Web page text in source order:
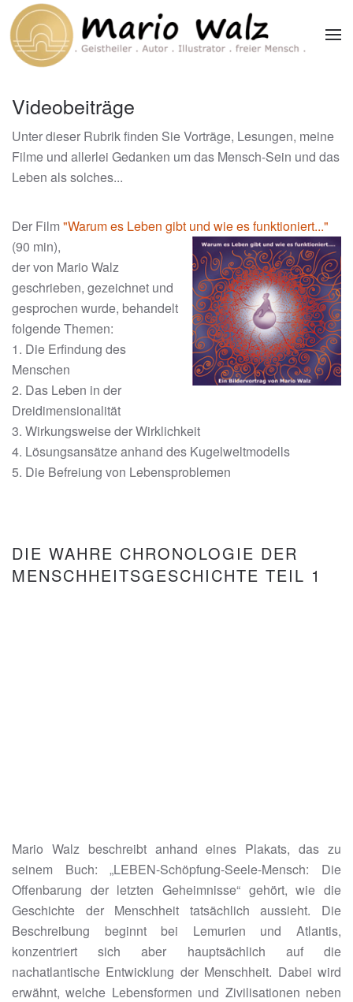
Zum Hauptinhalt springen
Videobeiträge
Unter dieser Rubrik finden Sie Vorträge, Lesungen, meine
Filme und allerlei Gedanken um das Mensch-Sein und das
Leben als solches...
Der Film "Warum es Leben gibt und wie es funktioniert..."
(90 min),
der von Mario Walz
geschrieben, gezeichnet und
gesprochen wurde, behandelt
folgende Themen:
1. Die Erfindung des
Menschen
2. Das Leben in der
Dreidimensionalität
3. Wirkungsweise der Wirklichkeit
4. Lösungsansätze anhand des Kugelweltmodells
5. Die Befreiung von Lebensproblemen
DIE WAHRE CHRONOLOGIE DER
MENSCHHEITSGESCHICHTE TEIL 1
Mario Walz beschreibt anhand eines Plakats, das zu
seinem Buch: „LEBEN-Schöpfung-Seele-Mensch: Die
Offenbarung der letzten Geheimnisse“ gehört, wie die
Geschichte der Menschheit tatsächlich aussieht. Die
Beschreibung beginnt bei Lemurien und Atlantis,
konzentriert sich aber hauptsächlich auf die
nachatlantische Entwicklung der Menschheit. Dabei wird
erwähnt, welche Lebensformen und Zivilisationen neben